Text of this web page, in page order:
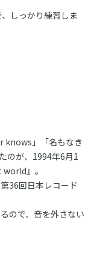
しっかり練習しま
knows」「名もなき
のが、1994年6月1
』。
36回日本レコード
ので、音を外さない